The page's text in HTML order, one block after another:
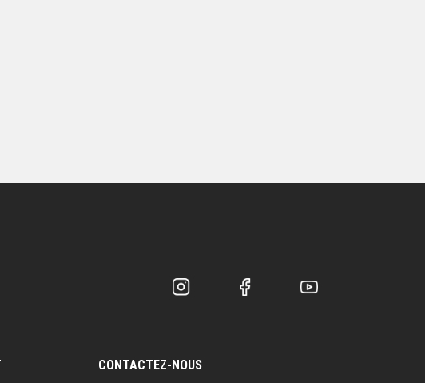
CONTACTEZ-NOUS